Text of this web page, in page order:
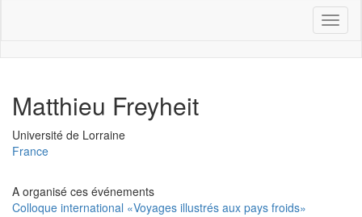
Matthieu Freyheit
Université
Université de Lorraine
France
A organisé ces événements
Colloque international «Voyages illustrés aux pays froids»